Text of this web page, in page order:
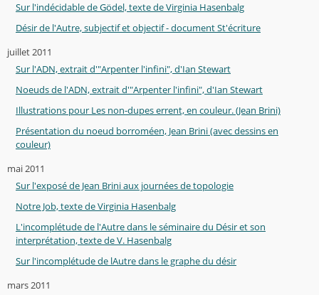
Sur l'indécidable de Gödel, texte de Virginia Hasenbalg
Désir de l'Autre, subjectif et objectif - document St'écriture
juillet 2011
Sur l'ADN, extrait d'"Arpenter l'infini", d'Ian Stewart
Noeuds de l'ADN, extrait d'"Arpenter l'infini", d'Ian Stewart
Illustrations pour Les non-dupes errent, en couleur. (Jean Brini)
Présentation du noeud borroméen, Jean Brini (avec dessins en
couleur)
mai 2011
Sur l'exposé de Jean Brini aux journées de topologie
Notre Job, texte de Virginia Hasenbalg
L'incomplétude de l'Autre dans le séminaire du Désir et son
interprétation, texte de V. Hasenbalg
Sur l'incomplétude de lAutre dans le graphe du désir
mars 2011